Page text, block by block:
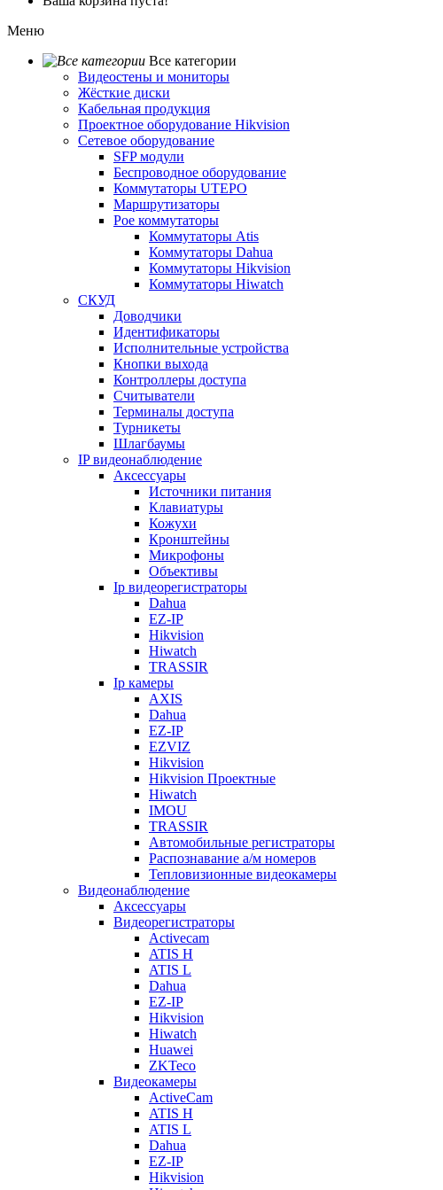
Меню
Все категории
Видеостены и мониторы
Жёсткие диски
Кабельная продукция
Проектное оборудование Hikvision
Сетевое оборудование
SFP модули
Беспроводное оборудование
Коммутаторы UTEPO
Маршрутизаторы
Poe коммутаторы
Коммутаторы Atis
Коммутаторы Dahua
Коммутаторы Hikvision
Коммутаторы Hiwatch
СКУД
Доводчики
Идентификаторы
Исполнительные устройства
Кнопки выхода
Контроллеры доступа
Считыватели
Терминалы доступа
Турникеты
Шлагбаумы
IP видеонаблюдение
Аксессуары
Источники питания
Клавиатуры
Кожухи
Кронштейны
Микрофоны
Объективы
Ip видеорегистраторы
Dahua
EZ-IP
Hikvision
Hiwatch
TRASSIR
Ip камеры
AXIS
Dahua
EZ-IP
EZVIZ
Hikvision
Hikvision Проектные
Hiwatch
IMOU
TRASSIR
Автомобильные регистраторы
Распознавание а/м номеров
Тепловизионные видеокамеры
Видеонаблюдение
Аксессуары
Видеорегистраторы
Activecam
ATIS H
ATIS L
Dahua
EZ-IP
Hikvision
Hiwatch
Huawei
ZKTeco
Видеокамеры
ActiveCam
ATIS H
ATIS L
Dahua
EZ-IP
Hikvision